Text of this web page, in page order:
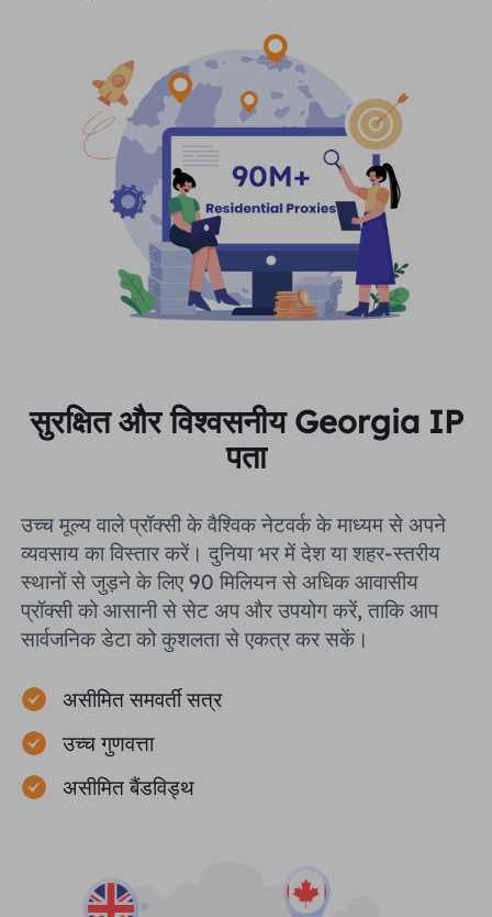
सुरक्षित और विश्वसनीय Georgia IP
पता
उच्च मूल्य वाले प्रॉक्सी के वैश्विक नेटवर्क के माध्यम से अपने
व्यवसाय का विस्तार करें। दुनिया भर में देश या शहर-स्तरीय
स्थानों से जुड़ने के लिए 90 मिलियन से अधिक आवासीय
प्रॉक्सी को आसानी से सेट अप और उपयोग करें, ताकि आप
सार्वजनिक डेटा को कुशलता से एकत्र कर सकें।
असीमित समवर्ती सत्र
उच्च गुणवत्ता
असीमित बैंडविड्थ